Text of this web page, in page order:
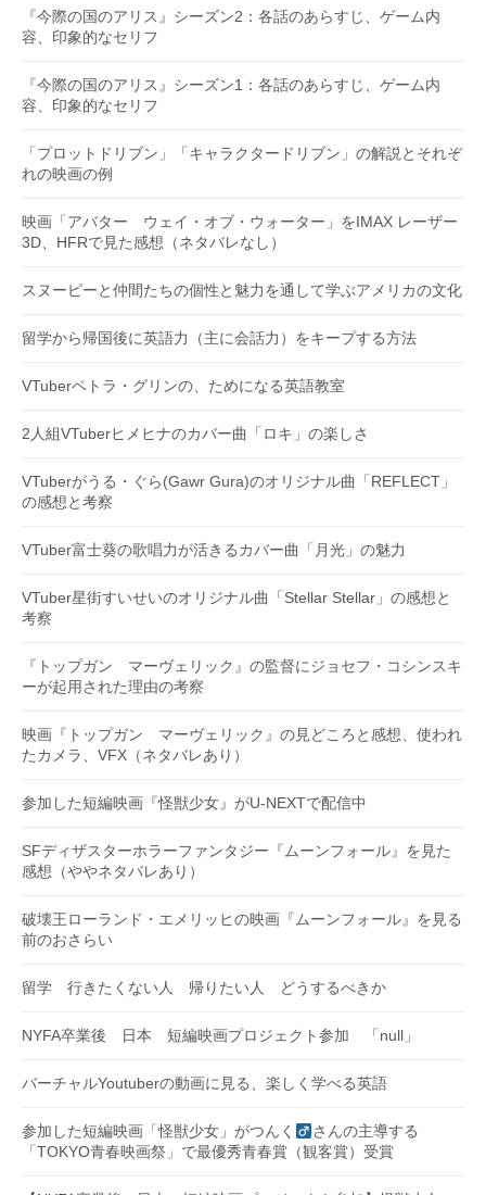
『今際の国のアリス』シーズン2：各話のあらすじ、ゲーム内
容、印象的なセリフ
『今際の国のアリス』シーズン1：各話のあらすじ、ゲーム内
容、印象的なセリフ
「プロットドリブン」「キャラクタードリブン」の解説とそれぞ
れの映画の例
映画「アバター ウェイ・オブ・ウォーター」をIMAX レーザー
3D、HFRで見た感想（ネタバレなし）
スヌーピーと仲間たちの個性と魅力を通して学ぶアメリカの文化
留学から帰国後に英語力（主に会話力）をキープする方法
VTuberペトラ・グリンの、ためになる英語教室
2人組VTuberヒメヒナのカバー曲「ロキ」の楽しさ
VTuberがうる・ぐら(Gawr Gura)のオリジナル曲「REFLECT」
の感想と考察
VTuber富士葵の歌唱力が活きるカバー曲「月光」の魅力
VTuber星街すいせいのオリジナル曲「Stellar Stellar」の感想と
考察
『トップガン マーヴェリック』の監督にジョセフ・コシンスキ
ーが起用された理由の考察
映画『トップガン マーヴェリック』の見どころと感想、使われ
たカメラ、VFX（ネタバレあり）
参加した短編映画『怪獣少女』がU-NEXTで配信中
SFディザスターホラーファンタジー『ムーンフォール』を見た
感想（ややネタバレあり）
破壊王ローランド・エメリッヒの映画『ムーンフォール』を見る
前のおさらい
留学 行きたくない人 帰りたい人 どうするべきか
NYFA卒業後 日本 短編映画プロジェクト参加 「null」
バーチャルYoutuberの動画に見る、楽しく学べる英語
参加した短編映画「怪獣少女」がつんく
さんの主導する
「TOKYO青春映画祭」で最優秀青春賞（観客賞）受賞